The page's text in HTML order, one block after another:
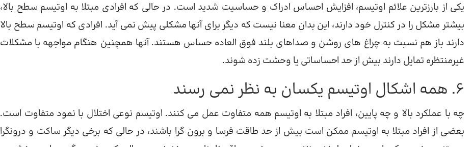
یکی از بارزترین علائم اوتیسم، افزایش احساس ادراک و حساسیت شدید است. در حالی که افرادی مبتلا به اوتیسم سطح بالا،
بیشتر مشکل را در کنترل خود دارند، این بدان معنا نیست که دیگر برای آنها مشکلی پیش نمی آید. افرادی که اوتیسم سطح بالا
دارند باز هم نسبت به چراغ های روشن و صداهای بلند فوق العاده حساس هستند. آنها همچنین هنگام مواجهه با مشکلات
غیرمنتظره تمایل دارند بیش از حد احساساتی یا وحشت زده شوند.
6. همه اشکال اوتیسم یکسان به نظر نمی رسند
چه با عملکرد بالا و چه پایین، افراد مبتلا به اوتیسم همه متفاوت عمل می کنند. اوتیسم نوعی اختلال با نمود متفاوت است.
بعضی از افراد مبتلا به اوتیسم ممکن است بیش از حد طاقت فرسا و برون گرا باشند، در حالی که برخی دیگر ساکت و درونگرا